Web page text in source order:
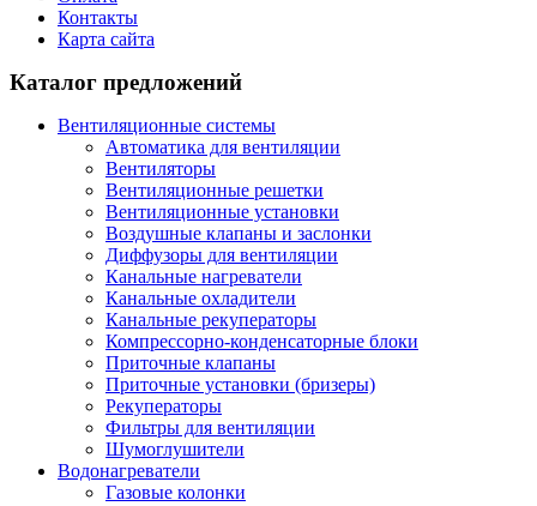
Контакты
Карта сайта
Каталог предложений
Вентиляционные системы
Автоматика для вентиляции
Вентиляторы
Вентиляционные решетки
Вентиляционные установки
Воздушные клапаны и заслонки
Диффузоры для вентиляции
Канальные нагреватели
Канальные охладители
Канальные рекуператоры
Компрессорно-конденсаторные блоки
Приточные клапаны
Приточные установки (бризеры)
Рекуператоры
Фильтры для вентиляции
Шумоглушители
Водонагреватели
Газовые колонки